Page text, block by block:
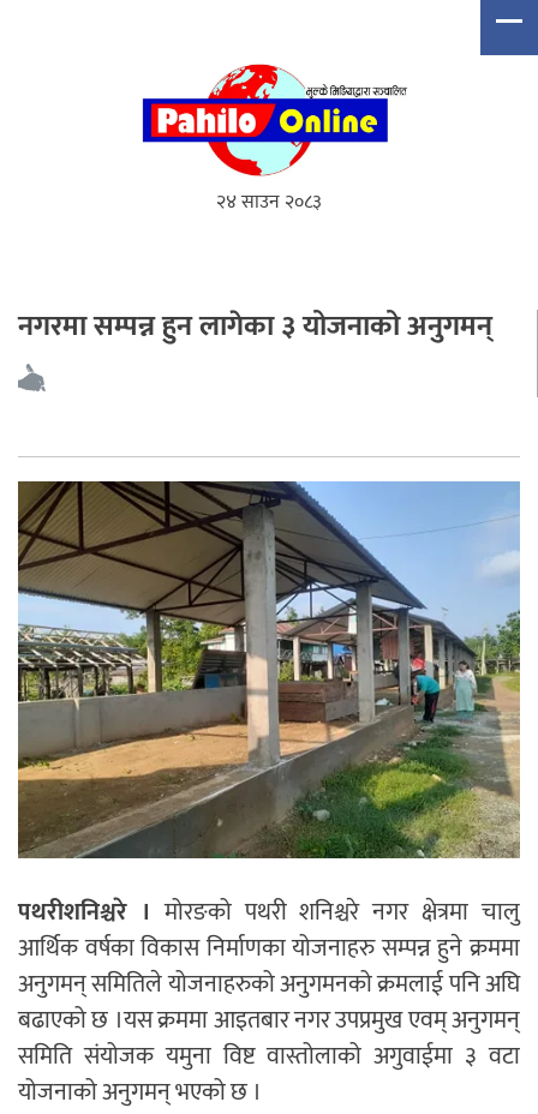
२४ साउन २०८३
नगरमा सम्पन्न हुन लागेका ३ योजनाको अनुगमन्
पथरीशनिश्चरे । मोरङको पथरी शनिश्चरे नगर क्षेत्रमा चालु
आर्थिक वर्षका विकास निर्माणका योजनाहरु सम्पन्न हुने क्रममा
अनुगमन् समितिले योजनाहरुको अनुगमनको क्रमलाई पनि अघि
बढाएको छ ।यस क्रममा आइतबार नगर उपप्रमुख एवम् अनुगमन्
समिति संयोजक यमुना विष्ट वास्तोलाको अगुवाईमा ३ वटा
योजनाको अनुगमन् भएको छ ।